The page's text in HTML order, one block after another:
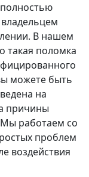
полностью
В нашем
такая поломка
можете быть
на
причины
работаем со
проблем
воздействия